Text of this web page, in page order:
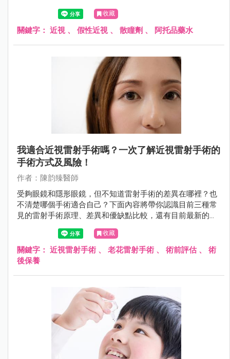
甚至導致失明。
收藏
關鍵字： 近視 、 假性近視 、 散瞳劑 、 阿托品藥水
我適合近視雷射手術嗎？一次了解近視雷射手術的
手術方式及風險！
作者：陳韵臻醫師
受夠眼鏡和隱形眼鏡，但不知道雷射手術的差異在哪裡？也
不清楚哪個手術適合自己？下面內容將帶你認識目前三種常
見的雷射手術原理、差異和優缺點比較，還有目前最新的
SMILE Pro 和 LBV 老花雷射。
收藏
關鍵字： 近視雷射手術 、 老花雷射手術 、 術前評估 、 術
後保養